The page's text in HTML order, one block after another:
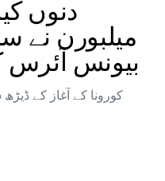
میلبورن نے
بیونس آئرس
کورونا کے آغاز کے